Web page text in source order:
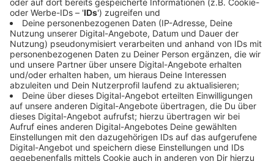
Pendler bei uns in der Stadt arbeitet laut Statistik in
Köln. Und von dort kommen auch die meisten
Einpendler. Fast 11.000 Kölner haben demnach ihren
Job in Leverkusen. Aber auch immer mehr Menschen
aus Düsseldorf, Bergisch Gladbach und Langenfeld
pendeln zu uns. Insgesamt sind unter den Pendlern
laut Statistikern mehr Männer als Frauen.